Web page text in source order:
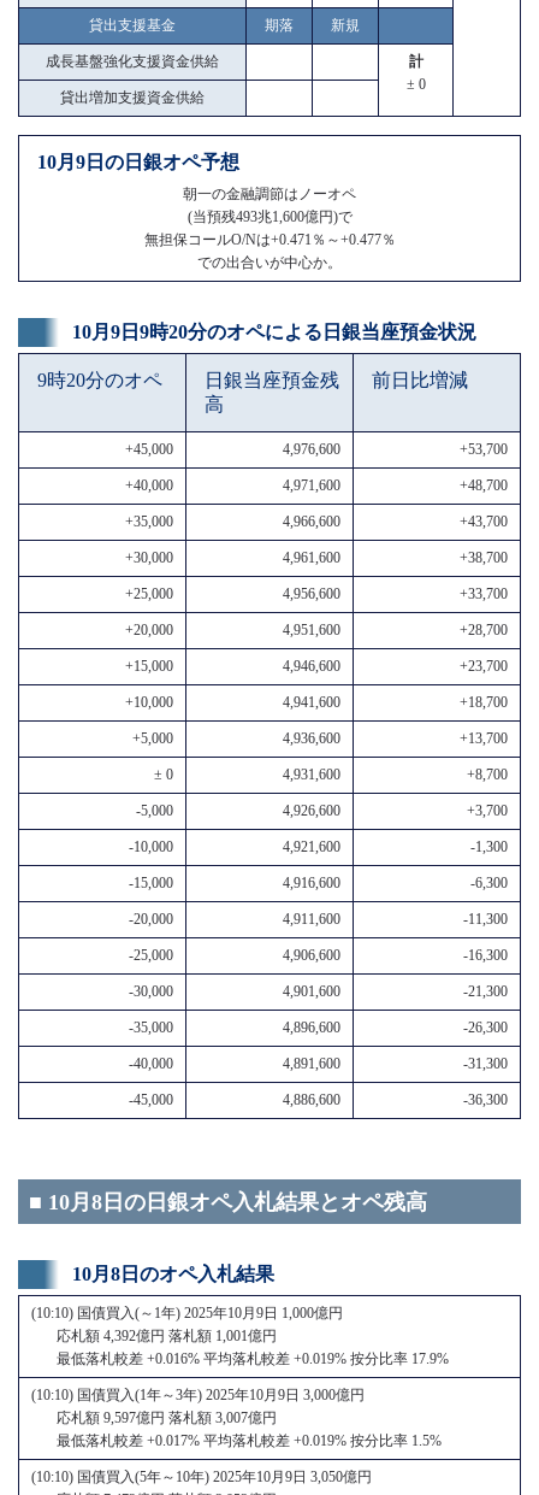
貸出支援基金 期落 新規
成長基盤強化支援資金供給
計
± 0
貸出増加支援資金供給
10月9日の日銀オペ予想
朝一の金融調節はノーオペ
(当預残493兆1,600億円)で
無担保コールO/Nは+0.471％～+0.477％
での出合いが中心か。
10月9日9時20分のオペによる日銀当座預金状況
9時20分のオペ
日銀当座預金残
高
前日比増減
+45,000 4,976,600 +53,700
+40,000 4,971,600 +48,700
+35,000 4,966,600 +43,700
+30,000 4,961,600 +38,700
+25,000 4,956,600 +33,700
+20,000 4,951,600 +28,700
+15,000 4,946,600 +23,700
+10,000 4,941,600 +18,700
+5,000 4,936,600 +13,700
± 0 4,931,600 +8,700
-5,000 4,926,600 +3,700
-10,000 4,921,600 -1,300
-15,000 4,916,600 -6,300
-20,000 4,911,600 -11,300
-25,000 4,906,600 -16,300
-30,000 4,901,600 -21,300
-35,000 4,896,600 -26,300
-40,000 4,891,600 -31,300
-45,000 4,886,600 -36,300
■ 10月8日の日銀オペ入札結果とオペ残高
10月8日のオペ入札結果
(10:10) 国債買入(～1年) 2025年10月9日 1,000億円
応札額 4,392億円 落札額 1,001億円
最低落札較差 +0.016% 平均落札較差 +0.019% 按分比率 17.9%
(10:10) 国債買入(1年～3年) 2025年10月9日 3,000億円
応札額 9,597億円 落札額 3,007億円
最低落札較差 +0.017% 平均落札較差 +0.019% 按分比率 1.5%
(10:10) 国債買入(5年～10年) 2025年10月9日 3,050億円